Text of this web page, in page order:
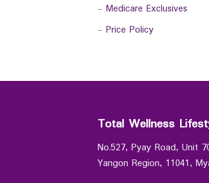
- Medicare Exclusives
- Price Policy
Total Wellness
No.527, Pyay Road, Unit
Yangon Region, 11041,